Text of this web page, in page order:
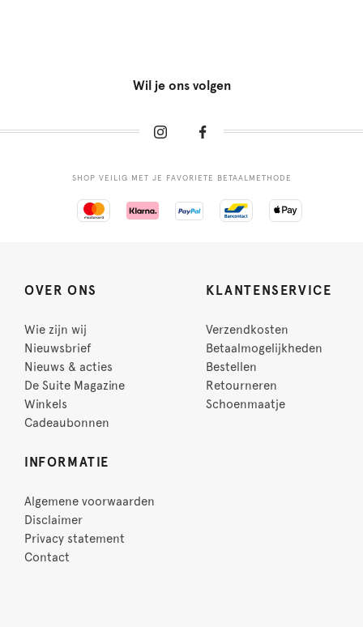
Wil je ons volgen
SHOP VEILIG MET JE FAVORIETE BETAALMETHODE
OVER ONS
Wie zijn wij
Nieuwsbrief
Nieuws & acties
De Suite Magazine
Winkels
Cadeaubonnen
KLANTENSERVICE
Verzendkosten
Betaalmogelijkheden
Bestellen
Retourneren
Schoenmaatje
INFORMATIE
Algemene voorwaarden
Disclaimer
Privacy statement
Contact